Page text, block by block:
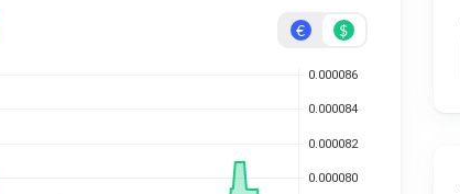
€ $